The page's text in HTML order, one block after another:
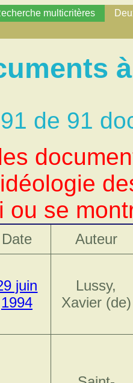
multicritères
de 91
ou se
Date Auteur
juin
1994
Lussy,
Xavier (de)